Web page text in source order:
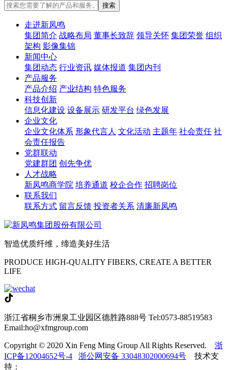
走进新凤鸣
集团简介 战略布局 董事长致辞 领导关怀 集团荣誉 组织
架构 影像集锦
新闻中心
集团动态 行业资讯 媒体报道 集团内刊
产品服务
产品介绍 产业结构 特色服务
科技创新
信息化建设 设备展示 研发平台 绿色发展
企业文化
企业文化体系 形象代言人 文化活动 主题年 社会责任 社
会责任报告
党群联动
党建群团 创先争优
人才战略
新凤鸣商学院 培养通道 校企合作 招聘岗位
联系我们
联系方式 留言反馈 投资者关系 清廉新凤鸣
智造优质纤维，缔造美好生活
PRODUCE HIGH-QUALITY FIBERS, CREATE A BETTER
LIFE
浙江省桐乡市洲泉工业园区德胜路888号 Tel:0573-88519583
Email:ho@xfmgroup.com
Copyright © 2020 Xin Feng Ming Group All Rights Reserved. 浙
ICP备12004652号-4
浙公网安备 33048302000694号 技术支
持：